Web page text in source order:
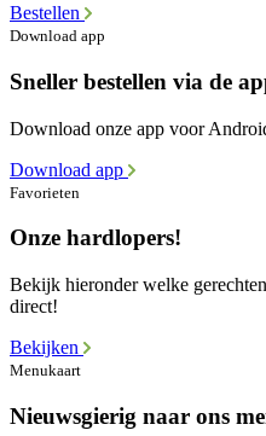
Bestellen
Download app
Sneller bestellen via de
Download onze app voor
Download app
Favorieten
Onze hardlopers!
Bekijk hieronder welke
direct!
Bekijken
Menukaart
Nieuwsgierig naar ons